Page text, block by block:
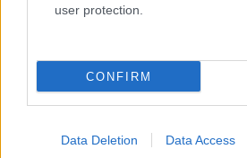
user protection.
CONFIRM
Data Deletion Data Access
elkaphatók